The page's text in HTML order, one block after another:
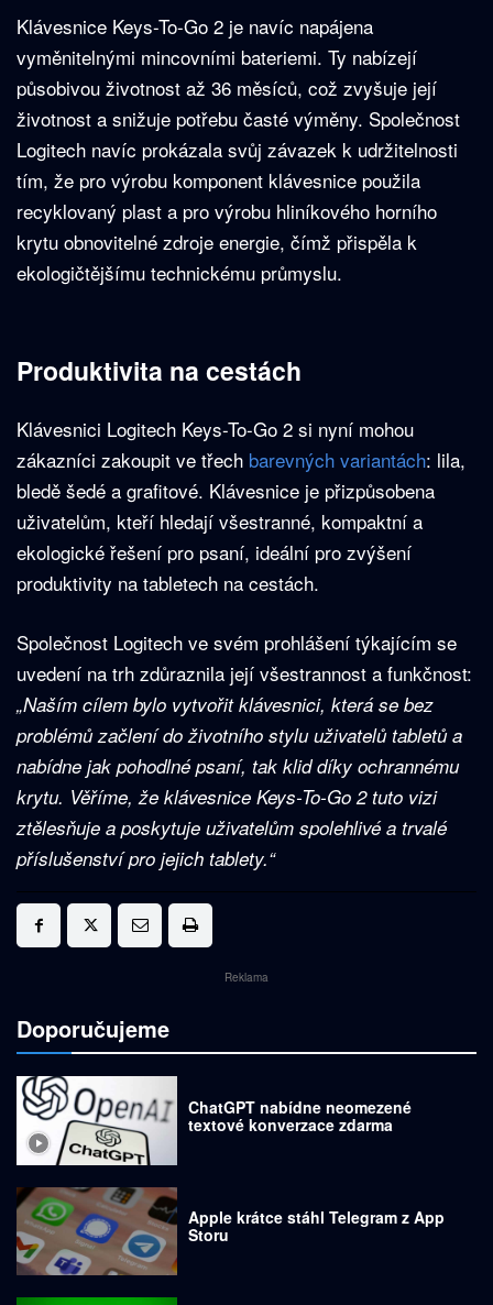
Klávesnice Keys-To-Go 2 je navíc napájena
vyměnitelnými mincovními bateriemi. Ty nabízejí
působivou životnost až 36 měsíců, což zvyšuje její
životnost a snižuje potřebu časté výměny. Společnost
Logitech navíc prokázala svůj závazek k udržitelnosti
tím, že pro výrobu komponent klávesnice použila
recyklovaný plast a pro výrobu hliníkového horního
krytu obnovitelné zdroje energie, čímž přispěla k
ekologičtějšímu technickému průmyslu.
Produktivita na cestách
Klávesnici Logitech Keys-To-Go 2 si nyní mohou
zákazníci zakoupit ve třech barevných variantách: lila,
bledě šedé a grafitové. Klávesnice je přizpůsobena
uživatelům, kteří hledají všestranné, kompaktní a
ekologické řešení pro psaní, ideální pro zvýšení
produktivity na tabletech na cestách.
Společnost Logitech ve svém prohlášení týkajícím se
uvedení na trh zdůraznila její všestrannost a funkčnost:
„Naším cílem bylo vytvořit klávesnici, která se bez
problémů začlení do životního stylu uživatelů tabletů a
nabídne jak pohodlné psaní, tak klid díky ochrannému
krytu. Věříme, že klávesnice Keys-To-Go 2 tuto vizi
ztělesňuje a poskytuje uživatelům spolehlivé a trvalé
příslušenství pro jejich tablety.“
Reklama
Doporučujeme
ChatGPT nabídne neomezené
textové konverzace zdarma
Apple krátce stáhl Telegram z App
Storu